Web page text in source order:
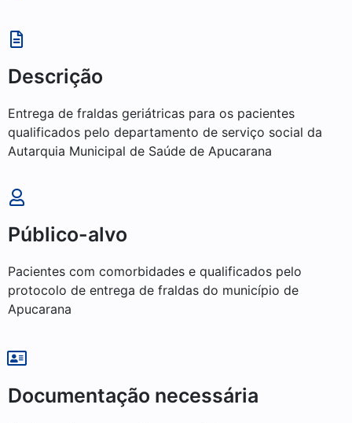
Descrição
Entrega de fraldas geriátricas para os pacientes
qualificados pelo departamento de serviço social da
Autarquia Municipal de Saúde de Apucarana
Público-alvo
Pacientes com comorbidades e qualificados pelo
protocolo de entrega de fraldas do município de
Apucarana
Documentação necessária